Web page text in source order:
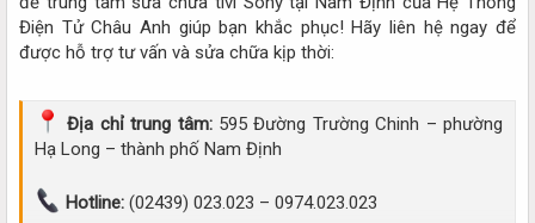
Điện Tử Châu Anh giúp bạn khắc phục! Hãy liên hệ ngay để
được hỗ trợ tư vấn và sửa chữa kịp thời:
Địa chỉ trung tâm:595 Đường Trường Chinh – phường
Hạ Long – thành phố Nam Định
Hotline: (02439) 023.023 – 0974.023.023